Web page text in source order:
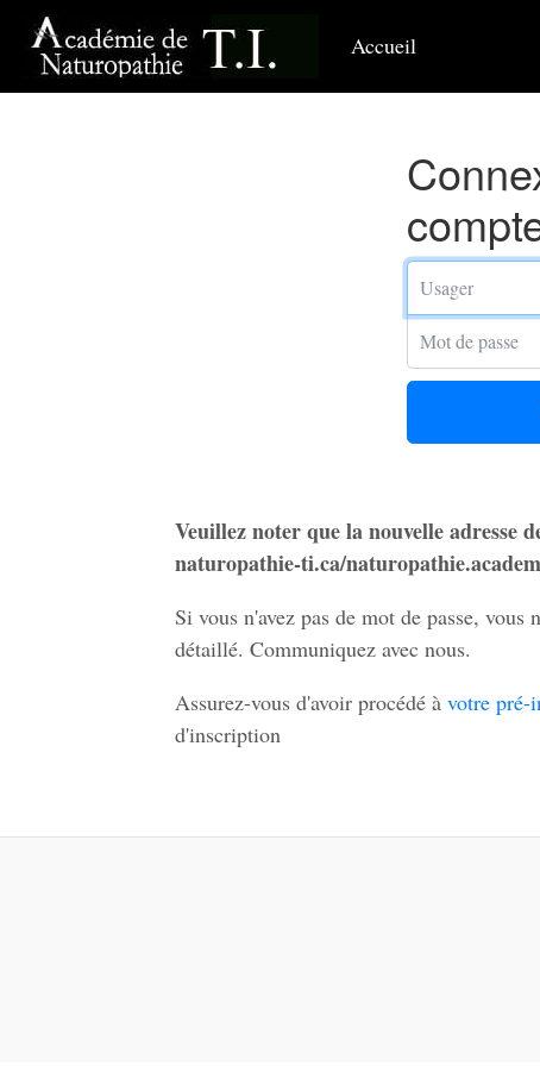
Accueil
Votre adresse
Mot de passe
Veuillez noter que la nouvelle adresse
naturopathie-ti.ca/
Si vous n'avez pas de mot de passe,
détaillé. Communiquez avec nous.
Assurez-vous d'avoir procédé à votre pré-
d'inscription